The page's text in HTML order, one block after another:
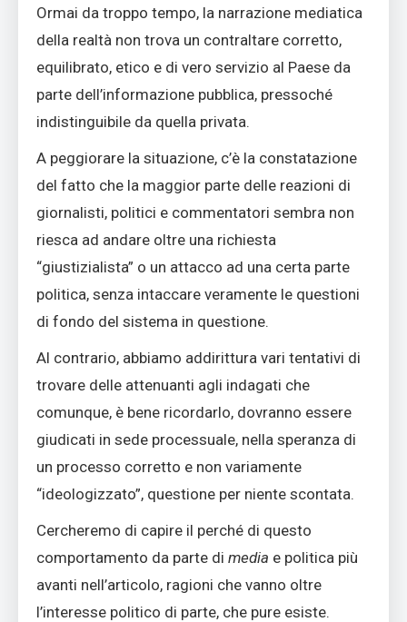
Ormai da troppo tempo, la narrazione mediatica
della realtà non trova un contraltare corretto,
equilibrato, etico e di vero servizio al Paese da
parte dell’informazione pubblica, pressoché
indistinguibile da quella privata.
A peggiorare la situazione, c’è la constatazione
del fatto che la maggior parte delle reazioni di
giornalisti, politici e commentatori sembra non
riesca ad andare oltre una richiesta
“giustizialista” o un attacco ad una certa parte
politica, senza intaccare veramente le questioni
di fondo del sistema in questione.
Al contrario, abbiamo addirittura vari tentativi di
trovare delle attenuanti agli indagati che
comunque, è bene ricordarlo, dovranno essere
giudicati in sede processuale, nella speranza di
un processo corretto e non variamente
“ideologizzato”, questione per niente scontata.
Cercheremo di capire il perché di questo
comportamento da parte di media e politica più
avanti nell’articolo, ragioni che vanno oltre
l’interesse politico di parte, che pure esiste.